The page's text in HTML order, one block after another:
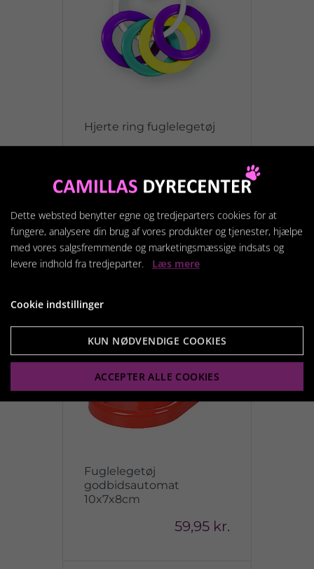
Hjerte ring fuglelegetøj
Fuglelegetøj
godbidsautomat
10x7x8cm
59,95 kr.
Dette websted benytter egne og tredjeparters cookies for at
fungere, analysere din brug af vores produkter og tjenester, hjælpe
med vores salgsfremmende og marketingsmæssige indsats og
levere indhold fra tredjeparter. Læs mere
Cookie indstillinger
KUN NØDVENDIGE COOKIES
ACCEPTER ALLE COOKIES